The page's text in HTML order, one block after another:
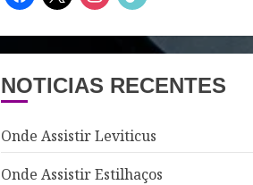
NOTICIAS RECENTES
Onde Assistir Leviticus
Onde Assistir Estilhaços